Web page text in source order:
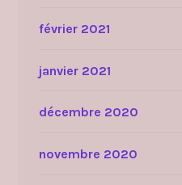
février 2021
janvier 2021
décembre 2020
novembre 2020